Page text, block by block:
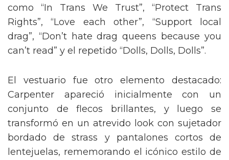
como “In Trans We Trust”, “Protect Trans
Rights”, “Love each other”, “Support local
drag”, “Don’t hate drag queens because you
can’t read” y el repetido “Dolls, Dolls, Dolls”.
El vestuario fue otro elemento destacado:
Carpenter apareció inicialmente con un
conjunto de flecos brillantes, y luego se
transformó en un atrevido look con sujetador
bordado de strass y pantalones cortos de
lentejuelas, rememorando el icónico estilo de